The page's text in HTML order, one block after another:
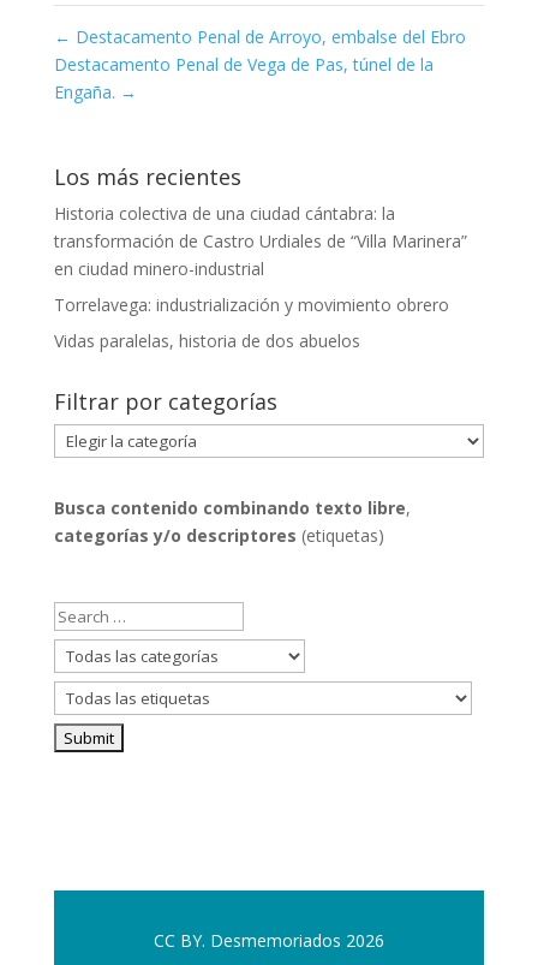
← Destacamento Penal de Arroyo, embalse del Ebro
Destacamento Penal de Vega de Pas, túnel de la
Engaña. →
Los más recientes
Historia colectiva de una ciudad cántabra: la
transformación de Castro Urdiales de “Villa Marinera”
en ciudad minero-industrial
Torrelavega: industrialización y movimiento obrero
Vidas paralelas, historia de dos abuelos
Filtrar por categorías
Filtrar
por
Busca contenido combinando texto libre,
categorías y/o descriptores (etiquetas)
CC BY. Desmemoriados 2026